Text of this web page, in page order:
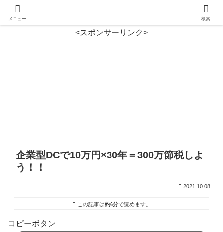
<スポンサーリンク>
企業型DCで10万円×30年＝300万節税しよ
う！！
2021.10.08
この記事は約6分で読めます。
コピーボタン
メニュー 検索